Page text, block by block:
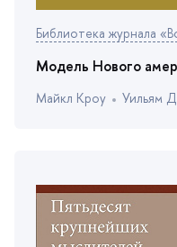
Библиотека журнала
Модель Нового
Майкл Кроу Уильям